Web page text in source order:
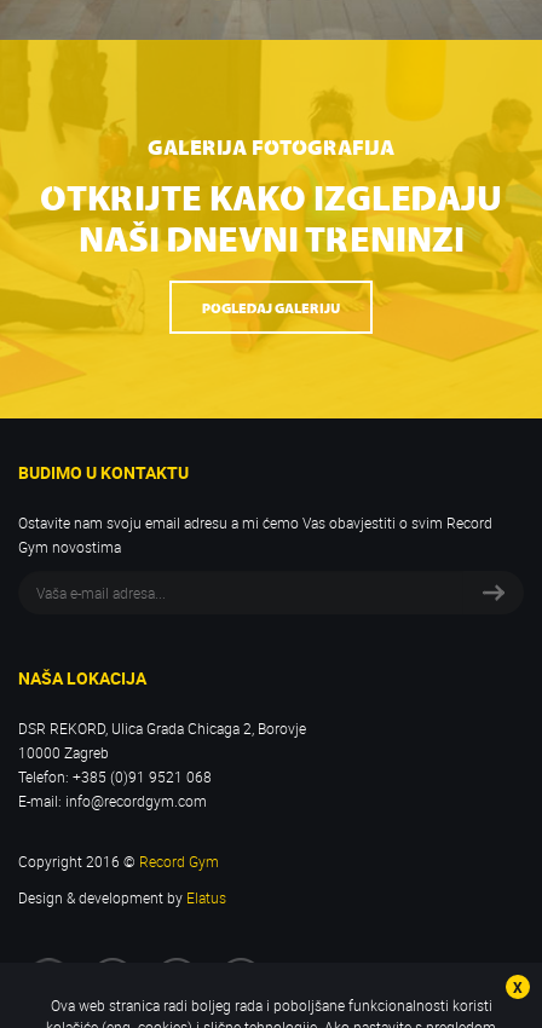
GALERIJA FOTOGRAFIJA
OTKRIJTE KAKO IZGLEDAJU
NAŠI DNEVNI TRENINZI
POGLEDAJ GALERIJU
BUDIMO U KONTAKTU
Ostavite nam svoju email adresu a mi ćemo Vas obavjestiti o svim Record
Gym novostima
NAŠA LOKACIJA
DSR REKORD, Ulica Grada Chicaga 2, Borovje
10000 Zagreb
Telefon: +385 (0)91 9521 068
E-mail: info@recordgym.com
Copyright 2016 © Record Gym
Design & development by Elatus
Ova web stranica radi boljeg rada i poboljšane funkcionalnosti koristi